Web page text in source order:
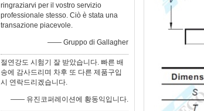
ringraziarvi per il vostro servizio
professionale stesso. Ciò è stata una
transazione piacevole.
—— Gruppo di Gallagher
절연강도 시험기 잘 받았습니다. 빠른 배
송에 감사드리며 차후 또 다른 제품구입
시 연락드리겠습니다.
—— 유진코퍼레이션에 황동익입니다.